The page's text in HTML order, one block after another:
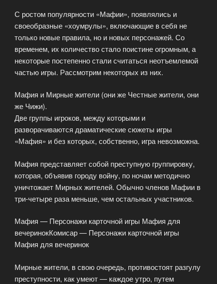
С ростом популярности «Мафии», появлялись и
своеобразные «хоумрулы», включающие в себя не
только новые правила, но и новых персонажей. Со
временем, их количество стало поистине огромным, а
некоторые постепенно стали считаться неотъемлемой
частью игры. Рассмотрим некоторых из них.
Мафия и Мирные жители (они же Честные жители, они
же Чижи).
Две группы игроков, между которыми и
разворачиваются драматические сюжеты игры
«Мафия» и без которых, собственно, игра невозможна.
Мафия представляет собой преступную группировку,
которая, объявив городу войну, по ночам методично
уничтожает Мирных жителей. Обычно членов Мафии в
три-четыре раза меньше, чем остальных участников.
Мафия — Персонажи карточной игры Мафия для
вечеринокКомисар — Персонажи карточной игры
Мафия для вечеринок
Мирные жители, в свою очередь, противостоят разгулу
преступности, как умеют — каждое утро, путем